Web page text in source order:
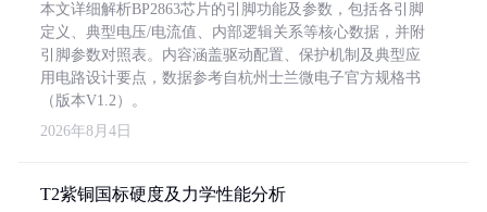
本文详细解析BP2863芯片的引脚功能及参数，包括各引脚
定义、典型电压/电流值、内部逻辑关系等核心数据，并附
引脚参数对照表。内容涵盖驱动配置、保护机制及典型应
用电路设计要点，数据参考自杭州士兰微电子官方规格书
（版本V1.2）。
2026年8月4日
T2紫铜国标硬度及力学性能分析